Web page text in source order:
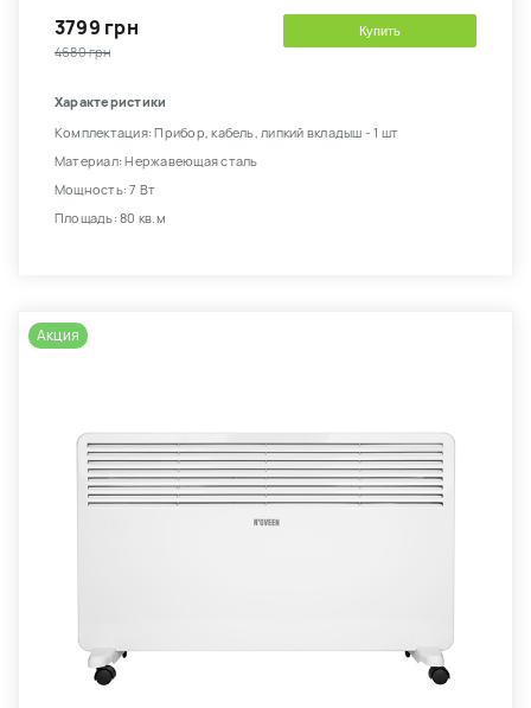
3799 грн
4680 грн
Купить
Характеристики
Комплектация: Прибор, кабель, липкий вкладыш - 1 шт
Материал: Нержавеющая сталь
Мощность: 7 Вт
Площадь: 80 кв.м
Акция